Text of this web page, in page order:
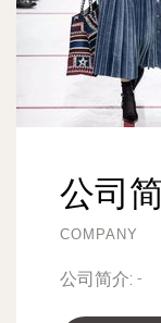
公司
COMPANY
公司简介: -